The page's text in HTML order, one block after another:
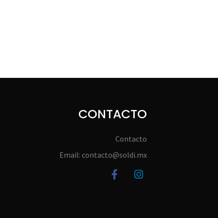
CONTACTO
Contacto
Email: contacto@soldi.mx